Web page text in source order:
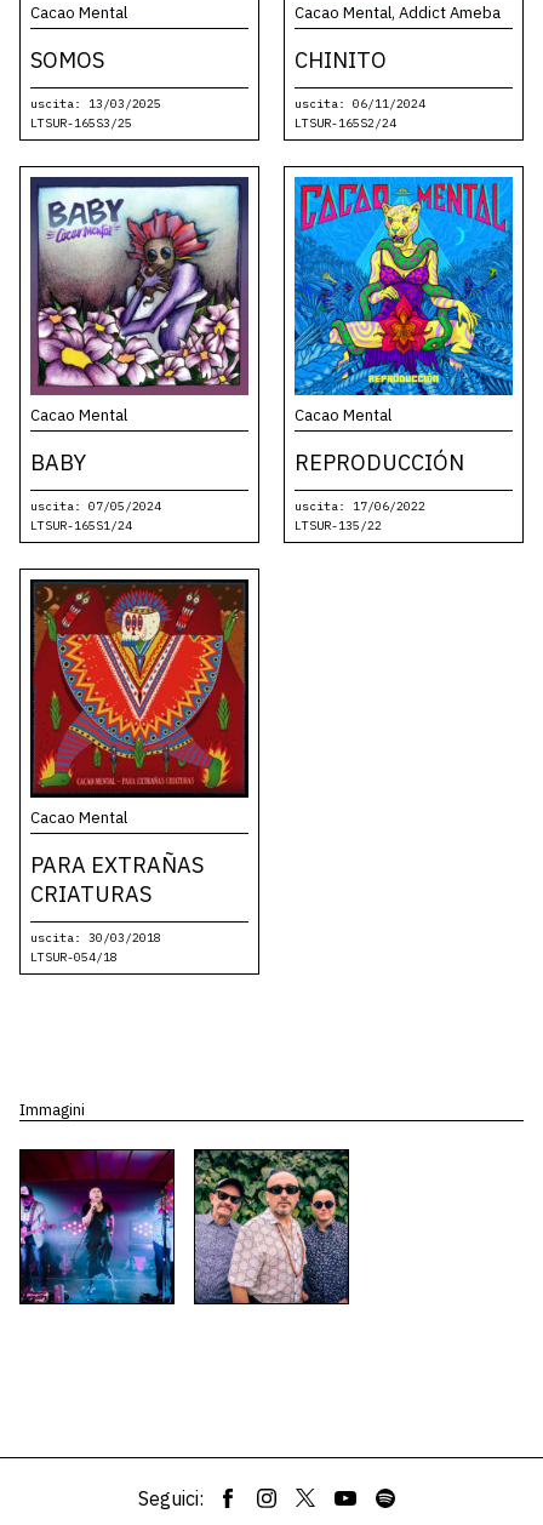
Cacao Mental
SOMOS
uscita: 13/03/2025
LTSUR-165S3/25
Cacao Mental, Addict Ameba
CHINITO
uscita: 06/11/2024
LTSUR-165S2/24
Cacao Mental
BABY
uscita: 07/05/2024
LTSUR-165S1/24
Cacao Mental
REPRODUCCIÓN
uscita: 17/06/2022
LTSUR-135/22
Cacao Mental
PARA EXTRAÑAS
CRIATURAS
uscita: 30/03/2018
LTSUR-054/18
Immagini
Seguici: